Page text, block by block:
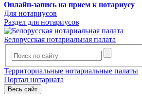
Онлайн-запись на прием к нотариусу
Для нотариусов
Раздел для нотариусов
Белорусская нотариальная палата
Территориальные нотариальные палаты
Портал нотариата
Весь сайт